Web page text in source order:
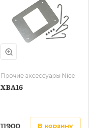
Прочие аксессуары Nice
XBA16
11900 в корзину